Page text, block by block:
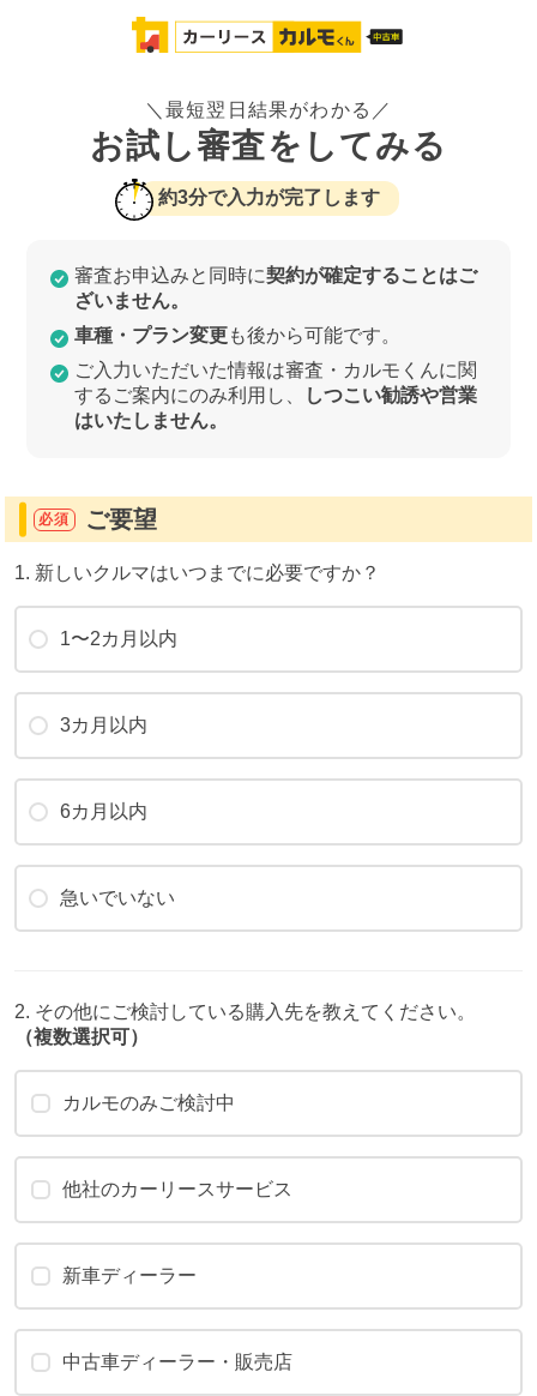
＼最短翌日結果がわかる／
お試し審査をしてみる
約3分で入力が完了します
審査お申込みと同時に契約が確定することはご
ざいません。
車種・プラン変更も後から可能です。
ご入力いただいた情報は審査・カルモくんに関
するご案内にのみ利用し、
しつこい勧誘や営業
はいたしません。
必須 ご要望
1. 新しいクルマはいつまでに必要ですか？
1〜2カ月以内
3カ月以内
6カ月以内
急いでいない
2. その他にご検討している購入先を教えてください。
（複数選択可）
カルモのみご検討中
他社のカーリースサービス
新車ディーラー
中古車ディーラー・販売店